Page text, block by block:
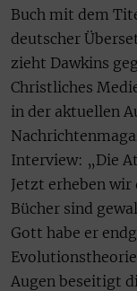
Buch mit dem
deutscher
zieht Dawkins
Christliches
in der aktuellen
Interview: „Die
Jetzt erheben wir
Bücher sind
Gott habe er
Augen beseitigt